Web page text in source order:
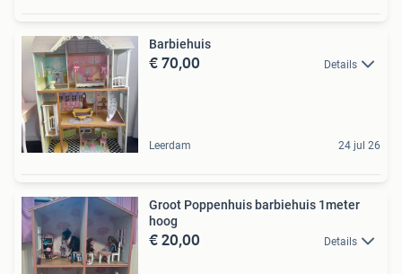
Barbiehuis
€ 70,00 Details
Leerdam 24 jul 26
Groot Poppenhuis barbiehuis 1meter
hoog
€ 20,00 Details